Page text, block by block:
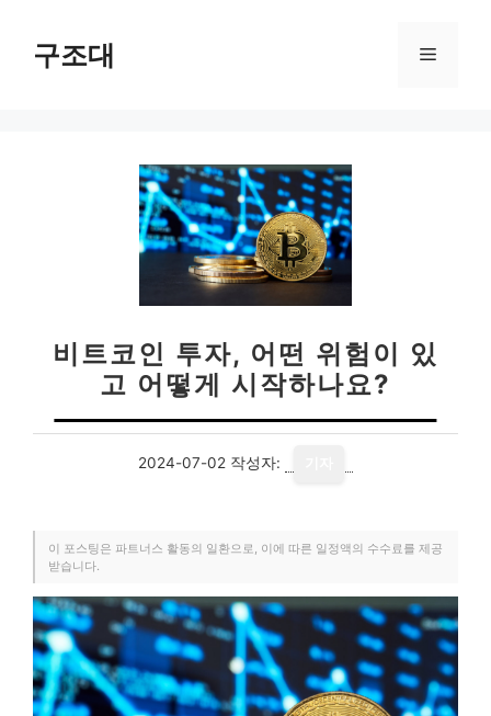
구조대 메
비트코인 투자, 어떤 위험이 있
고 어떻게 시작하나요?
2024-07-02 작성자:
이 포스팅은 파트너스 활동의 일환으로, 이에 따른 일정액의 수수료를 제공
받습니다.